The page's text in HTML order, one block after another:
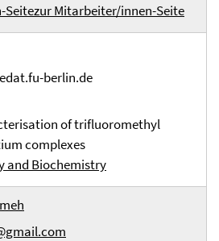
Seitezur Mitarbeiter/innen-Seite
berlin.de
of trifluoromethyl
complexes
and Biochemistry